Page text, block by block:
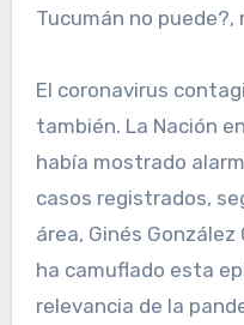
Tucumán no
El coronavirus
también. La Nación
había mostrado
casos registrados,
área, Ginés
ha camuflado esta
relevancia de la